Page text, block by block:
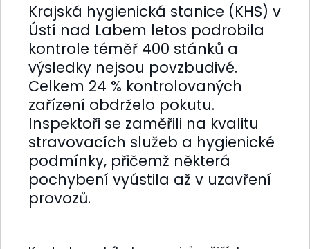
Krajská hygienická stanice (KHS) v
Ústí nad Labem letos podrobila
kontrole téměř 400 stánků a
výsledky nejsou povzbudivé.
Celkem 24 % kontrolovaných
zařízení obdrželo pokutu.
Inspektoři se zaměřili na kvalitu
stravovacích služeb a hygienické
podmínky, přičemž některá
pochybení vyústila až v uzavření
provozů.